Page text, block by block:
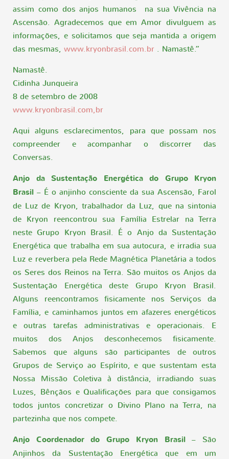
assim como dos anjos humanos na sua Vivência na
Ascensão. Agradecemos que em Amor divulguem as
informações, e solicitamos que seja mantida a origem
das mesmas, www.kryonbrasil.com.br . Namastê.”
Namastê.
Cidinha Junqueira
8 de setembro de 2008
www.kryonbrasil.com,br
Aqui alguns esclarecimentos, para que possam nos
compreender e acompanhar o discorrer das
Conversas.
Anjo da Sustentação Energética do Grupo Kryon
Brasil – É o anjinho consciente da sua Ascensão, Farol
de Luz de Kryon, trabalhador da Luz, que na sintonia
de Kryon reencontrou sua Família Estrelar na Terra
neste Grupo Kryon Brasil. É o Anjo da Sustentação
Energética que trabalha em sua autocura, e irradia sua
Luz e reverbera pela Rede Magnética Planetária a todos
os Seres dos Reinos na Terra. São muitos os Anjos da
Sustentação Energética deste Grupo Kryon Brasil.
Alguns reencontramos fisicamente nos Serviços da
Família, e caminhamos juntos em afazeres energéticos
e outras tarefas administrativas e operacionais. E
muitos dos Anjos desconhecemos fisicamente.
Sabemos que alguns são participantes de outros
Grupos de Serviço ao Espírito, e que sustentam esta
Nossa Missão Coletiva à distância, irradiando suas
Luzes, Bênçãos e Qualificações para que consigamos
todos juntos concretizar o Divino Plano na Terra, na
partezinha que nos compete.
Anjo Coordenador do Grupo Kryon Brasil– São
Anjinhos da Sustentação Energética que em um